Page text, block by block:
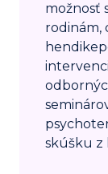
možnosť
rodinám,
skúšku z